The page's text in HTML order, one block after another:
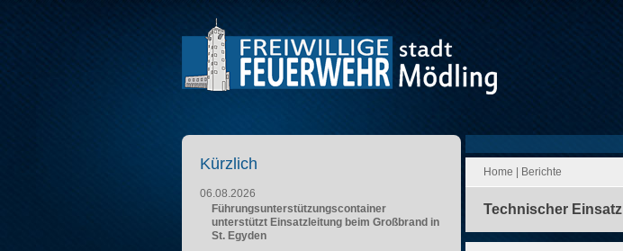
Home Berichte
Technischer Einsatz
Kürzlich
06.08.2026
Führungsunterstützungscontainer
unterstützt Einsatzleitung beim Großbrand in
St. Egyden